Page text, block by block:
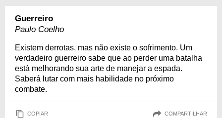
Guerreiro
Paulo Coelho
Existem derrotas, mas não existe o sofrimento. Um
verdadeiro guerreiro sabe que ao perder uma batalha
está melhorando sua arte de manejar a espada.
Saberá lutar com mais habilidade no próximo
combate.
COPIAR COMPARTILHAR